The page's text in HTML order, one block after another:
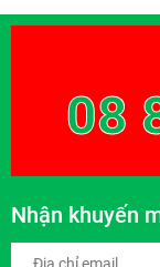
08
Nhận khuyến